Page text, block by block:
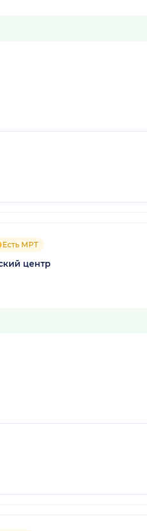
Есть МРТ
центр